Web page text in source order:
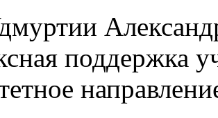
поддержка